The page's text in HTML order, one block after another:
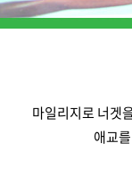
마일리지로 너겟
애교